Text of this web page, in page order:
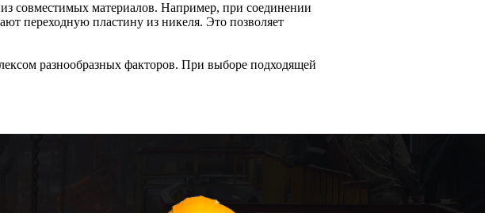
совместимых материалов. Например, при соединении
переходную пластину из никеля. Это позволяет
разнообразных факторов. При выборе подходящей